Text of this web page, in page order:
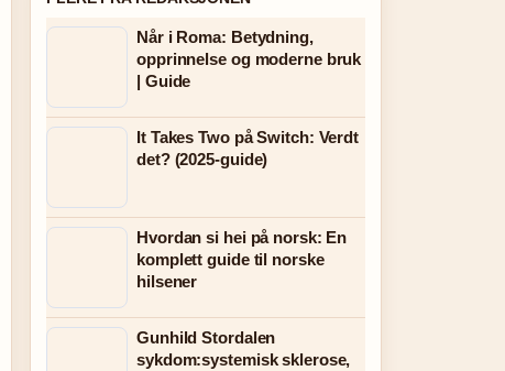
Når i Roma: Betydning,
opprinnelse og moderne bruk
| Guide
It Takes Two på Switch: Verdt
det? (2025-guide)
Hvordan si hei på norsk: En
komplett guide til norske
hilsener
Gunhild Stordalen
sykdom:systemisk sklerose,